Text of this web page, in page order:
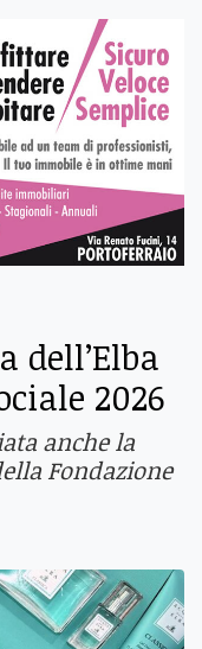
dell’Elba
2026
anche la
Fondazione